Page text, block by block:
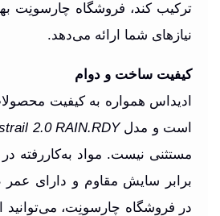
ترکیب کند، فروشگاه چارسونِت
نیازهای شما ارائه می‌دهد.
کیفیت ساخت و دوام
ادیداس همواره به کیفیت
است و مدل2.0 RAIN.RDY
مستثنی نیست. مواد به‌کاررفته
برابر سایش مقاوم و دارای
در فروشگاه چارسونِت،